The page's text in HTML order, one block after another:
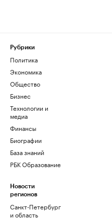
Рубрики
Политика
Экономика
Общество
Бизнес
Технологии и
медиа
Финансы
Биографии
База знаний
РБК Образование
Новости
регионов
Санкт-Петербург
и область